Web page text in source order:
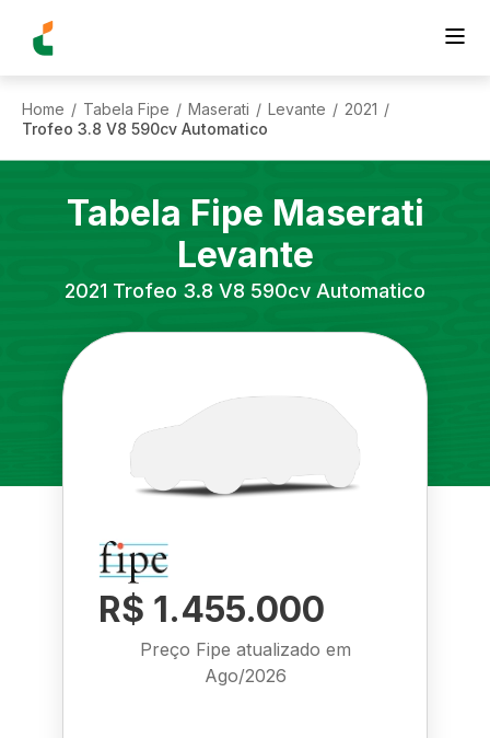
Home / Tabela Fipe / Maserati / Levante / 2021 /
Trofeo 3.8 V8 590cv Automatico
Tabela Fipe Maserati
Levante
2021 Trofeo 3.8 V8 590cv Automatico
R$ 1.455.000
Preço Fipe atualizado em
Ago/2026